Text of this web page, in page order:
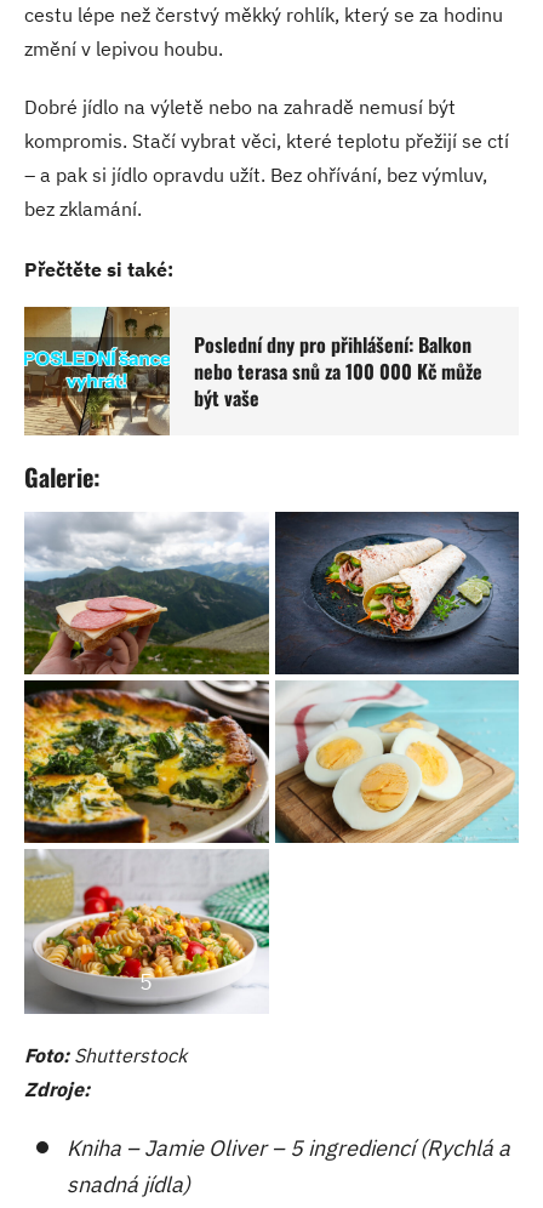
cestu lépe než čerstvý měkký rohlík, který se za hodinu
změní v lepivou houbu.
Dobré jídlo na výletě nebo na zahradě nemusí být
kompromis. Stačí vybrat věci, které teplotu přežijí se ctí
– a pak si jídlo opravdu užít. Bez ohřívání, bez výmluv,
bez zklamání.
Přečtěte si také:
Poslední dny pro přihlášení: Balkon
nebo terasa snů za 100 000 Kč může
být vaše
Galerie:
5
Foto:Shutterstock
Zdroje:
Kniha – Jamie Oliver – 5 ingrediencí (Rychlá a
snadná jídla)